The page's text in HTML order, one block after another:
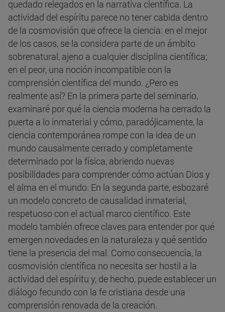
quedado relegados en la narrativa científica. La
actividad del espíritu parece no tener cabida dentro
de la cosmovisión que ofrece la ciencia: en el mejor
de los casos, se la considera parte de un ámbito
sobrenatural, ajeno a cualquier disciplina científica;
en el peor, una noción incompatible con la
comprensión científica del mundo. ¿Pero es
realmente así? En la primera parte del seminario,
examinaré por qué la ciencia moderna ha cerrado la
puerta a lo inmaterial y cómo, paradójicamente, la
ciencia contemporánea rompe con la idea de un
mundo causalmente cerrado y completamente
determinado por la física, abriendo nuevas
posibilidades para comprender cómo actúan Dios y
el alma en el mundo. En la segunda parte, esbozaré
un modelo concreto de causalidad inmaterial,
respetuoso con el actual marco científico. Este
modelo también ofrece claves para entender por qué
emergen novedades en la naturaleza y qué sentido
tiene la presencia del mal. Como consecuencia, la
cosmovisión científica no necesita ser hostil a la
actividad del espíritu y, de hecho, puede establecer un
diálogo fecundo con la fe cristiana desde una
comprensión renovada de la creación.